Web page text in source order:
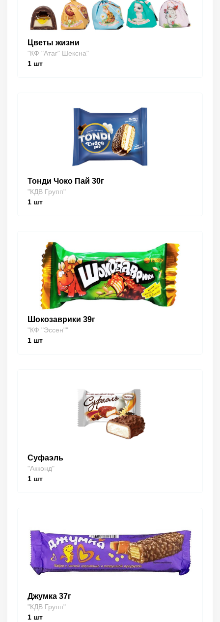
Цветы жизни
"КФ "Атаг" Шексна"
1 шт
Тонди Чоко Пай 30г
"КДВ Групп"
1 шт
Шокозаврики 39г
"КФ "Эссен""
1 шт
Суфаэль
"Акконд"
1 шт
Джумка 37г
"КДВ Групп"
1 шт